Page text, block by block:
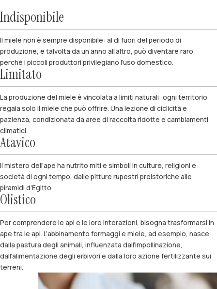
Indisponibile
Il miele non è sempre disponibile: al di fuori del periodo di
produzione, e talvolta da un anno all’altro, può diventare raro
perché i piccoli produttori privilegiano l’uso domestico.
Limitato
La produzione del miele è vincolata a limiti naturali: ogni territorio
regala solo il miele che può offrire. Una lezione di ciclicità e
pazienza, condizionata da aree di raccolta ridotte e cambiamenti
climatici.
Atavico
Il mistero dell’ape ha nutrito miti e simboli in culture, religioni e
società di ogni tempo, dalle pitture rupestri preistoriche alle
piramidi d’Egitto.
Olistico
Per comprendere le api e le loro interazioni, bisogna trasformarsi in
ape tra le api. L’abbinamento formaggi e miele, ad esempio, nasce
dalla pastura degli animali, influenzata dall’impollinazione,
dall’alimentazione degli erbivori e dalla loro azione fertilizzante sui
terreni.